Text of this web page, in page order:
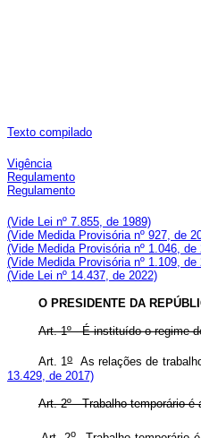
Texto compilado
Vigência
Regulamento
Regulamento
(Vide Lei nº 7.855, de 1989)
(Vide Medida Provisória nº 927, de
(Vide Medida Provisória nº 1.046, de
(Vide Medida Provisória nº 1.109, de
(Vide Lei nº 14.437, de 2022)
O PRESIDENTE DA
Art. 1º - É instituído o regime
Art. 1oAs relações de
13.429, de 2017)
Art. 2º - Trabalho temporário
o